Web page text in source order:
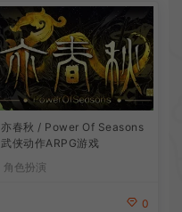
亦春秋 / Power Of Seasons
武侠动作ARPG游戏
角色扮演
0